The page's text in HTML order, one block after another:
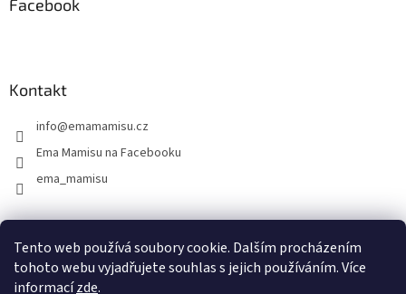
Tento web používá soubory cookie. Dalším procházením
tohoto webu vyjadřujete souhlas s jejich používáním. Více
informacízde.
Facebook
Kontakt
info@emamamisu.cz
Ema Mamisu na Facebooku
ema_mamisu
Emamamisu na Facebooku Emamamisu na Instagramu